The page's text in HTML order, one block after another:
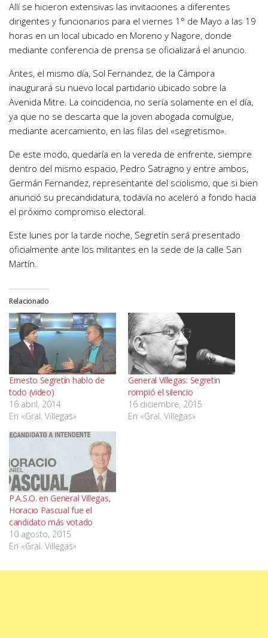
Allí se hicieron extensivas las invitaciones a diferentes
dirigentes y funcionarios para el viernes 1° de Mayo a las 19
horas en un local ubicado en Moreno y Nagore, donde
mediante conferencia de prensa se oficializará el anuncio.
Antes, el mismo día, Sol Fernandez, de la Cámpora
inaugurará su nuevo local partidario ubicado sobre la
Avenida Mitre. La coincidencia, no sería solamente en el día,
ya que no se descarta que la joven abogada comulgue,
mediante acercamiento, en las filas del «segretismo».
De este modo, quedaría en la vereda de enfrente, siempre
dentro del mismo espacio, Pedro Satragno y entre ambos,
Germán Fernandez, representante del sciolismo, que si bien
anunció su precandidatura, todavía no aceleró a fondo hacia
el próximo compromiso electoral.
Este lunes por la tarde noche, Segretín será presentado
oficialmente ante los militantes en la sede de la calle San
Martín.
Relacionado
Ernesto Segretín hablo de
todo (video)
16 abril, 2014
En «Gral. Villegas»
General Villegas: Segretin
rompió el silencio
16 diciembre, 2015
En «Gral. Villegas»
P.A.S.O. en General Villegas,
Horacio Pascual fue el
candidato más votado
10 agosto, 2015
En «Gral. Villegas»